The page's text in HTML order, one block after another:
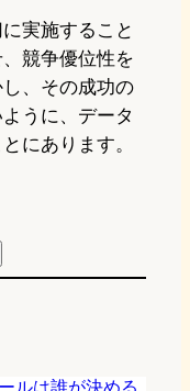
実施すること
競争優位性を
、その成功の
うに、データ
にあります。